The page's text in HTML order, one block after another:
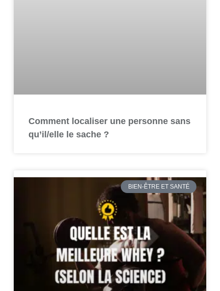
Comment localiser une personne sans
qu’il/elle le sache ?
BIEN-ÊTRE ET SANTÉ